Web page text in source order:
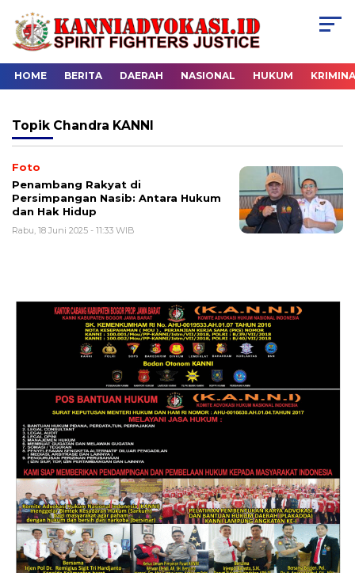
HOME BERITA DAERAH NASIONAL HUKUM
Topik Chandra KANNI
Foto
Penambang Rakyat di
Persimpangan Nasib: Antara Hukum
dan Hak Hidup
Rabu, 18 Juni 2025 - 11:33 WIB